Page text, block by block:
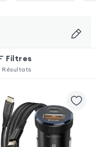
Filtres
Résultats